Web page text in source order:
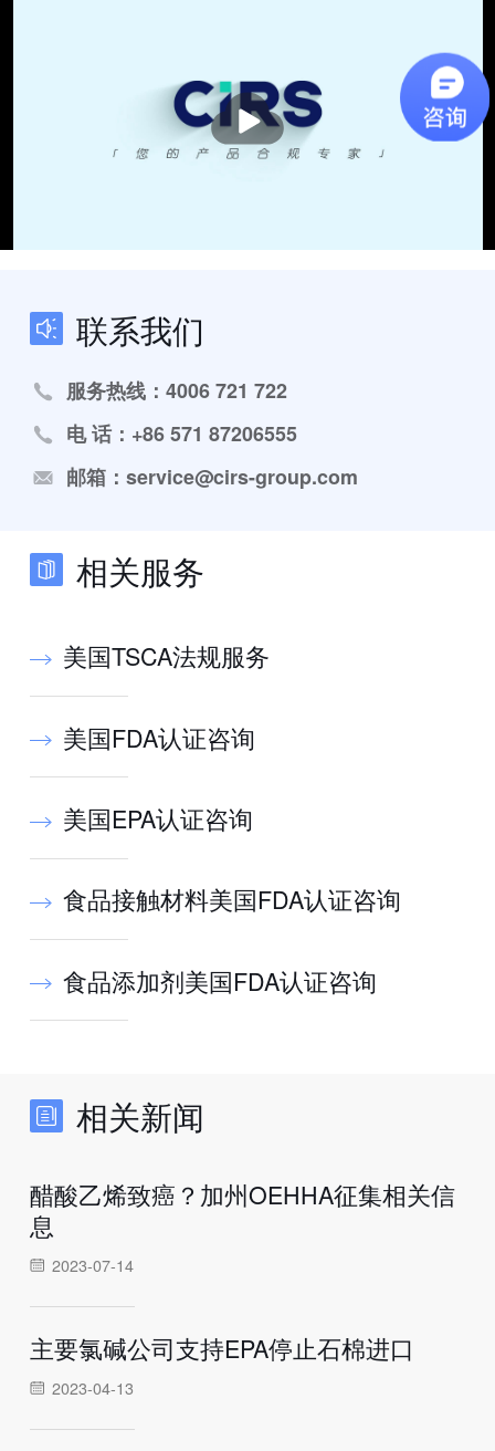
播
放
联系我们
服务热线：4006 721 722
电 话：+86 571 87206555
邮箱：service@cirs-group.com
相关服务
美国TSCA法规服务
美国FDA认证咨询
美国EPA认证咨询
食品接触材料美国FDA认证咨询
食品添加剂美国FDA认证咨询
相关新闻
醋酸乙烯致癌？加州OEHHA征集相关信
息
2023-07-14
主要氯碱公司支持EPA停止石棉进口
2023-04-13